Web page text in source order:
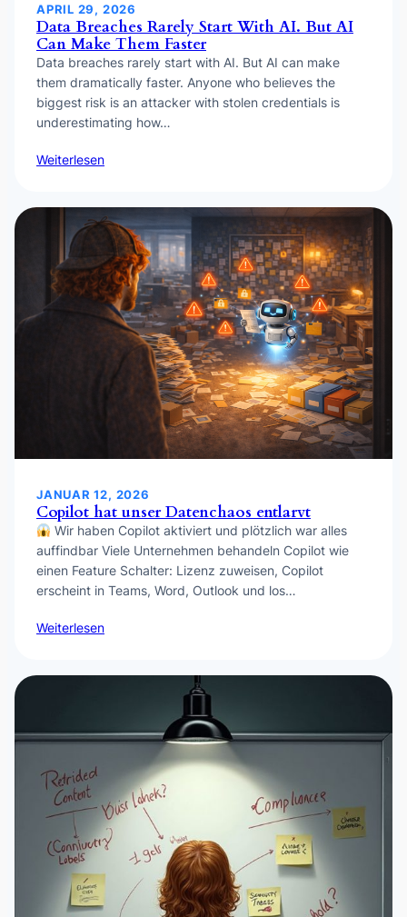
APRIL 29, 2026
Data Breaches Rarely Start With AI. But AI
Can Make Them Faster
Data breaches rarely start with AI. But AI can make
them dramatically faster. Anyone who believes the
biggest risk is an attacker with stolen credentials is
underestimating how…
Weiterlesen
JANUAR 12, 2026
Copilot hat unser Datenchaos entlarvt
Wir haben Copilot aktiviert und plötzlich war alles
auffindbar Viele Unternehmen behandeln Copilot wie
einen Feature Schalter: Lizenz zuweisen, Copilot
erscheint in Teams, Word, Outlook und los…
Weiterlesen